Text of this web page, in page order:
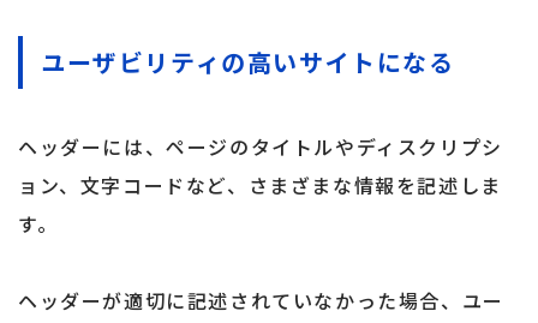
ユーザビリティの高いサイトになる
ヘッダーには、ページのタイトルやディスクリプシ
ョン、文字コードなど、さまざまな情報を記述しま
す。
ヘッダーが適切に記述されていなかった場合、ユー